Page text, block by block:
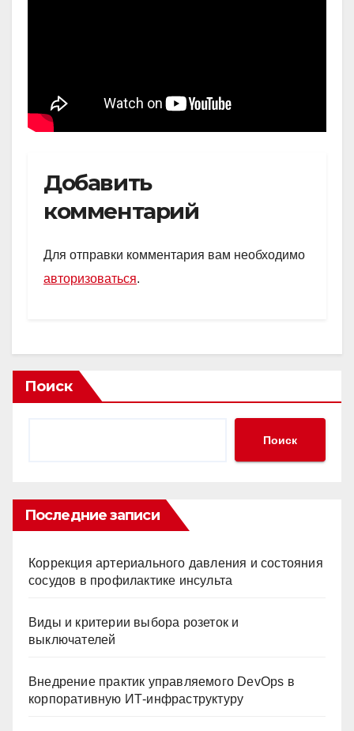
Добавить
комментарий
Для отправки комментария вам необходимо
авторизоваться.
Поиск
Поиск
Последние записи
Коррекция артериального давления и состояния
сосудов в профилактике инсульта
Виды и критерии выбора розеток и
выключателей
Внедрение практик управляемого DevOps в
корпоративную ИТ-инфраструктуру